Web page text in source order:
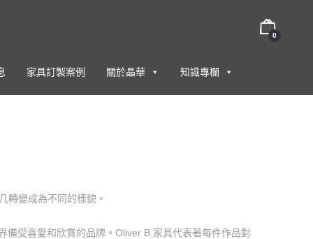
0
家具訂製案例 關於晶華 知識專欄
轉變成為不同的樣貌。
受喜愛和欣賞的品牌。Oliver B.家具代表著每件作品對